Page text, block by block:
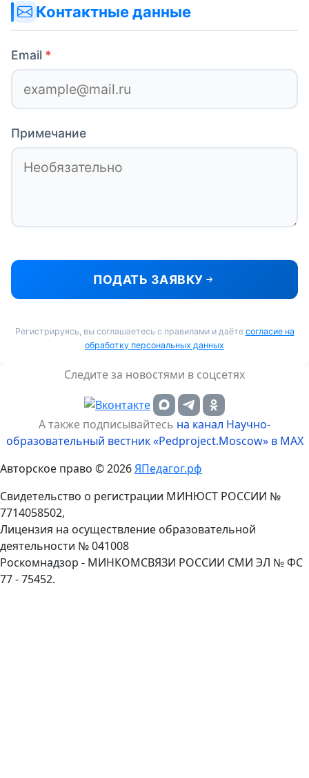
Контактные данные
Email
Примечание
ПОДАТЬ ЗАЯВКУ
Регистрируясь, вы соглашаетесь с правилами и даёте согласие на
обработку персональных данных
Следите за новостями в соцсетях
А также подписывайтесь на канал Научно-
образовательный вестник «Pedproject.Moscow» в MAX
Авторское право © 2026ЯПедагог.рф
Свидетельство о регистрации МИНЮСТ РОССИИ №
7714058502,
Лицензия на осуществление образовательной
деятельности № 041008
Роскомнадзор - МИНКОМСВЯЗИ РОССИИ СМИ ЭЛ № ФС
77 - 75452.